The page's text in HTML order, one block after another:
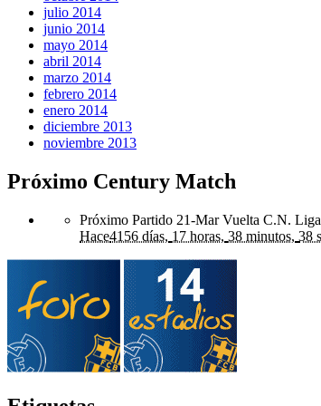
julio 2014
junio 2014
mayo 2014
abril 2014
marzo 2014
febrero 2014
enero 2014
diciembre 2013
noviembre 2013
Próximo Century Match
Próximo Partido 21-Mar Vuelta C.N. Liga
Hace4156 días, 17 horas, 38 minutos, 38